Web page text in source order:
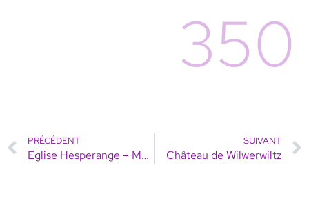
350
PRÉCÉDENT
Eglise Hesperange – Monument National
SUIVANT
Château de Wilwerwiltz